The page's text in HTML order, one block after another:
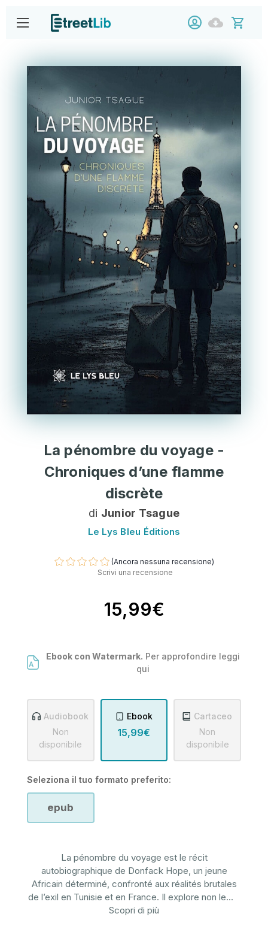
La pénombre du voyage -
Chroniques d’une flamme
discrète
di Junior Tsague
Le Lys Bleu Éditions
(Ancora nessuna recensione)
Scrivi una recensione
15,99€
Ebook con Watermark. Per approfondire leggi
qui
Audiobook
Non
disponibile
Ebook
15,99€
Cartaceo
Non
disponibile
Seleziona il tuo formato preferito:
epub
La pénombre du voyage est le récit
autobiographique de Donfack Hope, un jeune
Africain déterminé, confronté aux réalités brutales
de l’exil en Tunisie et en France. Il explore non le...
Scopri di più